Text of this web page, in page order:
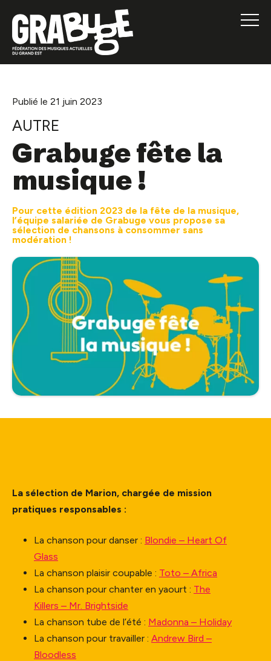
Publié le 21 juin 2023
AUTRE
Grabuge fête la
musique !
Pour cette édition 2023 de la fête de la musique,
l’équipe salariée de Grabuge vous propose sa
sélection de chansons à consommer sans
modération !
La sélection de Marion, chargée de mission
pratiques responsables :
La chanson pour danser : Blondie – Heart Of
Glass
La chanson plaisir coupable : Toto – Africa
La chanson pour chanter en yaourt : The
Killers – Mr. Brightside
La chanson tube de l’été : Madonna – Holiday
La chanson pour travailler : Andrew Bird –
Bloodless